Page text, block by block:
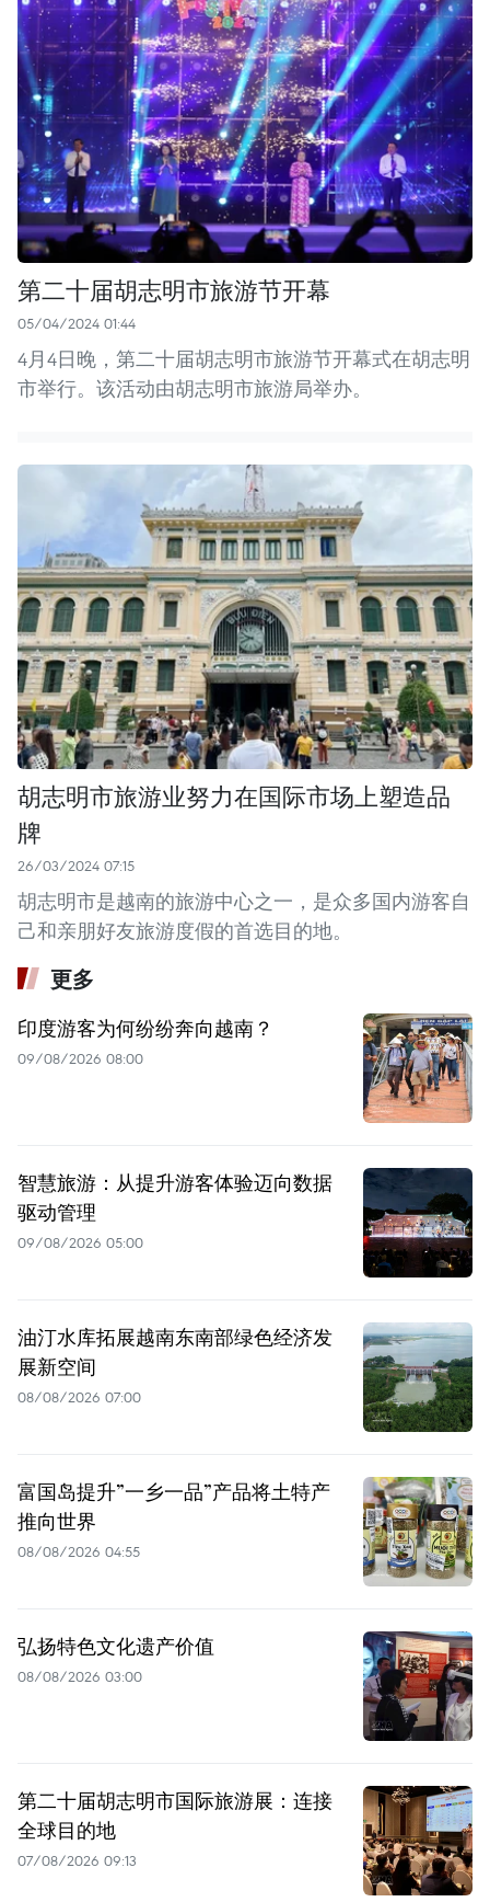
第二十届胡志明市旅游节开幕
05/04/2024 01:44
4月4日晚，第二十届胡志明市旅游节开幕式在胡志明
市举行。该活动由胡志明市旅游局举办。
胡志明市旅游业努力在国际市场上塑造品
牌
26/03/2024 07:15
胡志明市是越南的旅游中心之一，是众多国内游客自
己和亲朋好友旅游度假的首选目的地。
更多
印度游客为何纷纷奔向越南？
09/08/2026 08:00
智慧旅游：从提升游客体验迈向数据
驱动管理
09/08/2026 05:00
油汀水库拓展越南东南部绿色经济发
展新空间
08/08/2026 07:00
富国岛提升”一乡一品”产品将土特产
推向世界
08/08/2026 04:55
弘扬特色文化遗产价值
08/08/2026 03:00
第二十届胡志明市国际旅游展：连接
全球目的地
07/08/2026 09:13